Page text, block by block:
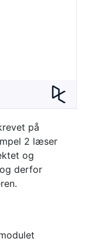
på
2 læser
og
derfor